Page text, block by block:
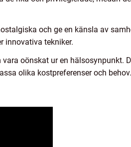
och ge en känsla av
innovativa tekniker.
oönskat ur en hälsosynpunkt.
olika kostpreferenser och behov.